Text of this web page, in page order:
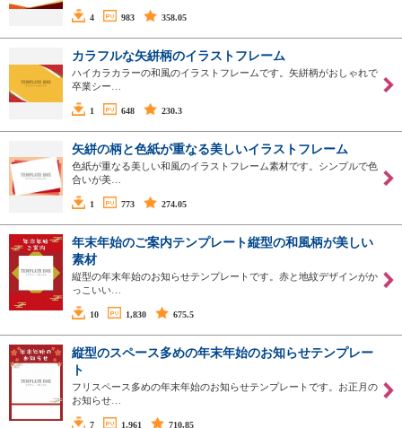
4 983 358.05
カラフルな矢絣柄のイラストフレーム
ハイカラカラーの和風のイラストフレームです。矢絣柄がおしゃれで
卒業シー…
1 648 230.3
矢絣の柄と色紙が重なる美しいイラストフレーム
色紙が重なる美しい和風のイラストフレーム素材です。シンプルで色
合いが美…
1 773 274.05
年末年始のご案内テンプレート縦型の和風柄が美しい
素材
縦型の年末年始のお知らせテンプレートです。赤と地紋デザインがか
っこいい…
10 1,830 675.5
縦型のスペース多めの年末年始のお知らせテンプレー
ト
フリスペース多めの年末年始のお知らせテンプレートです。お正月の
お知らせ…
7 1,961 710.85